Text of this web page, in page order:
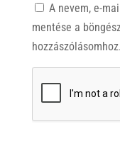
A nevem, e-
mentése a
hozzászólásomhoz.